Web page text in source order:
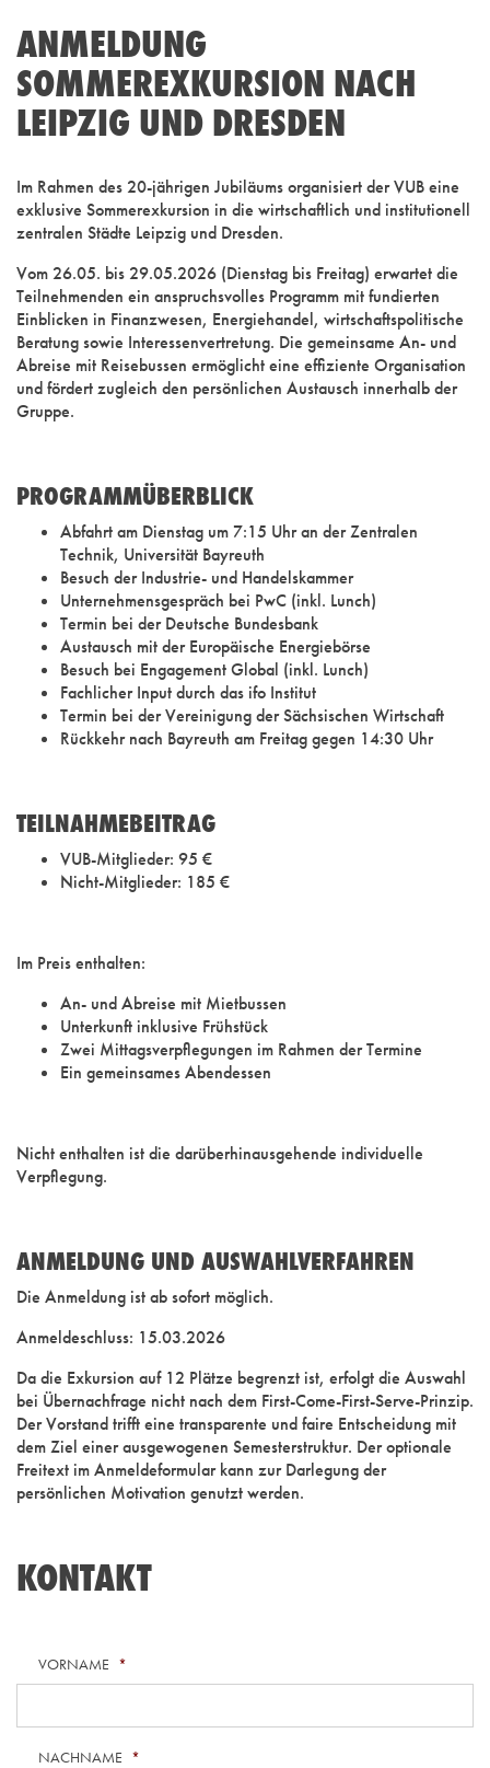
ANMELDUNG
SOMMEREXKURSION NACH
LEIPZIG UND DRESDEN
Im Rahmen des 20-jährigen Jubiläums organisiert der VUB eine
exklusive Sommerexkursion in die wirtschaftlich und institutionell
zentralen Städte Leipzig und Dresden.
Vom 26.05. bis 29.05.2026 (Dienstag bis Freitag) erwartet die
Teilnehmenden ein anspruchsvolles Programm mit fundierten
Einblicken in Finanzwesen, Energiehandel, wirtschaftspolitische
Beratung sowie Interessenvertretung. Die gemeinsame An- und
Abreise mit Reisebussen ermöglicht eine effiziente Organisation
und fördert zugleich den persönlichen Austausch innerhalb der
Gruppe.
PROGRAMMÜBERBLICK
Abfahrt am Dienstag um 7:15 Uhr an der Zentralen
Technik, Universität Bayreuth
Besuch der Industrie- und Handelskammer
Unternehmensgespräch bei PwC (inkl. Lunch)
Termin bei der Deutsche Bundesbank
Austausch mit der Europäische Energiebörse
Besuch bei Engagement Global (inkl. Lunch)
Fachlicher Input durch das ifo Institut
Termin bei der Vereinigung der Sächsischen Wirtschaft
Rückkehr nach Bayreuth am Freitag gegen 14:30 Uhr
TEILNAHMEBEITRAG
VUB-Mitglieder: 95 €
Nicht-Mitglieder: 185 €
Im Preis enthalten:
An- und Abreise mit Mietbussen
Unterkunft inklusive Frühstück
Zwei Mittagsverpflegungen im Rahmen der Termine
Ein gemeinsames Abendessen
Nicht enthalten ist die darüberhinausgehende individuelle
Verpflegung.
ANMELDUNG UND AUSWAHLVERFAHREN
Die Anmeldung ist ab sofort möglich.
Anmeldeschluss: 15.03.2026
Da die Exkursion auf 12 Plätze begrenzt ist, erfolgt die Auswahl
bei Übernachfrage nicht nach dem First-Come-First-Serve-Prinzip.
Der Vorstand trifft eine transparente und faire Entscheidung mit
dem Ziel einer ausgewogenen Semesterstruktur. Der optionale
Freitext im Anmeldeformular kann zur Darlegung der
persönlichen Motivation genutzt werden.
KONTAKT
VORNAME *
NACHNAME *